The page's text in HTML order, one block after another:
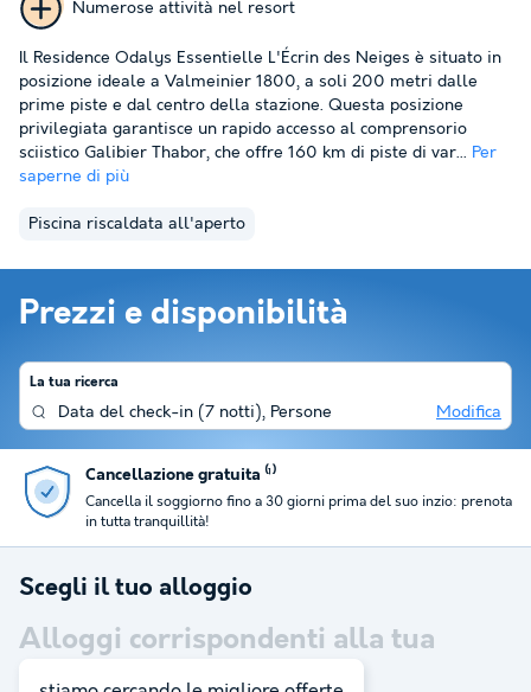
Numerose attività nel resort
Il Residence Odalys Essentielle L'Écrin des Neiges è situato in
posizione ideale a Valmeinier 1800, a soli 200 metri dalle
prime piste e dal centro della stazione. Questa posizione
privilegiata garantisce un rapido accesso al comprensorio
sciistico Galibier Thabor, che offre 160 km di piste di var... Per
saperne di più
Piscina riscaldata all'aperto
Prezzi e disponibilità
La tua ricerca
Data del check-in (7 notti), Persone Modifica
Cancellazione gratuita ⁽¹⁾
Cancella il soggiorno fino a 30 giorni prima del suo inzio: prenota
in tutta tranquillità!
Scegli il tuo alloggio
Alloggi corrispondenti alla tua
ricerca:2